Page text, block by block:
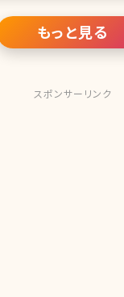
れと同時に、“短足胴長
のイメージが一掃され
の背景には、豊かな食
ますが、女性たちの美
もっと見る
スポンサーリンク